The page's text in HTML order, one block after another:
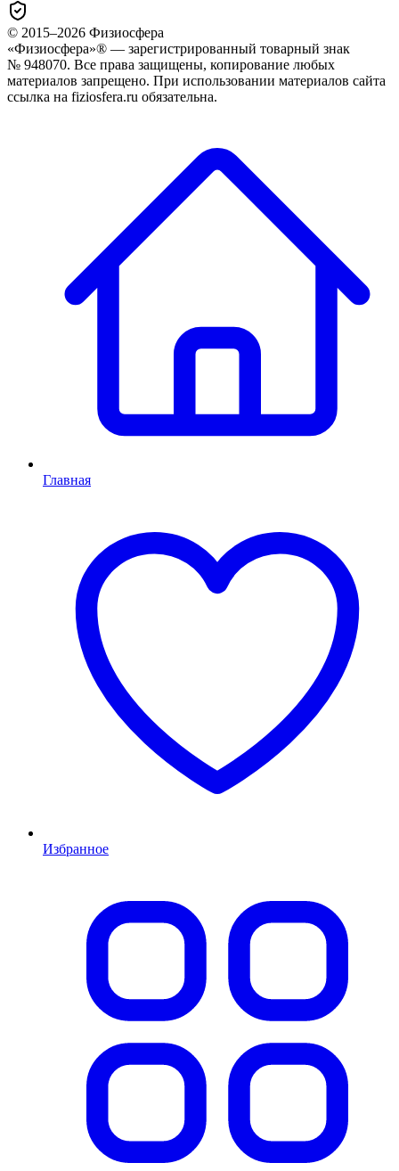
© 2015–2026 Физиосфера
«Физиосфера»® — зарегистрированный товарный знак
№ 948070. Все права защищены, копирование любых
материалов запрещено. При использовании материалов сайта
ссылка на fiziosfera.ru обязательна.
Главная
Избранное